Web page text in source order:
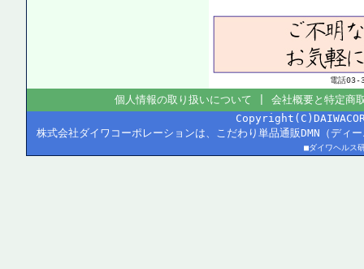
電話03-
個人情報の取り扱いについて
会社概要と特定商
株式会社ダイワコーポレーションは、こだわり単品通販DMN（デ
■ダイワヘルス